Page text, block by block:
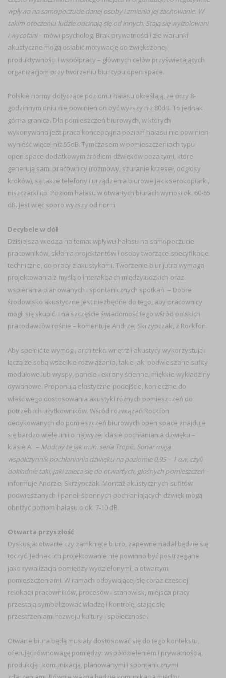
wpływa na samopoczucie danej osoby i zmienia jej zachowanie. W
takim otoczeniu ludzie odcinają się od innych. Stają się wyizolowani
i wycofani– mówi psycholog. Brak prywatności i złe warunki
akustyczne mogą osłabić motywację do zwiększonej
produktywności i współpracy – głównych celów przyświecających
organizacjom przy tworzeniu biur typu open space.
Polskie normy dotyczące poziomu hałasu określają, że przy 8-
godzinnym dniu nie powinien on być wyższy niż 80dB. To jednak
górna granica. Dla pomieszczeń biurowych, w których
wykonywana jest praca koncepcyjna poziom hałasu nie powinien
wynieść więcej niż 55dB. Tymczasem w pomieszczeniach typu
open space dodatkowym źródłem dźwięków poza tymi, które
generują sami pracownicy (rozmowy, szuranie krzeseł, odgłosy
kroków), są także telefony i urządzenia biurowe jak kserokopiarki,
niszczarki itp. Poziom hałasu w otwartych biurach wynosi ok. 60-65
dB. Jest więc sporo wyższy od norm.
Decybele w dół
Dzisiejsza wiedza na temat wpływu hałasu na samopoczucie
pracowników, skłania projektantów i osoby tworzące specyfikacje
techniczne, do pracy z akustykami. Tworzenie biur jutra wymaga
projektowania z myślą o interakcjach międzyludzkich oraz
wspierania planowanych i spontanicznych spotkań. – Dobre
środowisko akustyczne jest niezbędne do tego, aby pracownicy
mogli się skupić. I na szczęście świadomość tego wśród polskich
pracodawców rośnie – komentuje Andrzej Skrzypczak, z Rockfon.
Aby spełnić te wymogi, architekci wnętrz i akustycy wykorzystują i
łączą ze sobą wszelkie rozwiązania, takie jak: podwieszane sufity
modułowe lub wyspy, panele i ekrany ścienne, miękkie wykładziny
dywanowe. Proponują elastyczne podejście, konieczne do
właściwego dostosowania akustyki różnych pomieszczeń do
potrzeb ich użytkowników. Wśród rozwiązań Rockfon
dedykowanych do pomieszczeń biurowych open space znajduje
się bardzo wiele linii o najwyżej klasie pochłaniania dźwięku –
klasie A. – Moduły te jak m.in. seria Tropic, Sonar mają
współczynnik pochłaniania dźwięku na poziomie 0,95 – 1 αw, czyli
dokładnie taki, jaki zaleca się do otwartych, głośnych pomieszczeń –
informuje Andrzej Skrzypczak. Montaż akustycznych sufitów
podwieszanych i paneli ściennych pochłaniających dźwięk mogą
obniżyć poziom hałasu o ok. 7-10 dB.
Otwarta przyszłość
Dyskusja: otwarte czy zamknięte biuro, zapewne nadal będzie się
toczyć. Jednak ich projektowanie nie powinno być postrzegane
jako rywalizacja pomiędzy wydzielonymi, a otwartymi
pomieszczeniami. W ramach odbywającej się coraz częściej
relokacji pracowników, procesów i stanowisk, miejsca pracy
przestają symbolizować władzę i kontrolę, stając się
przestrzeniami rozwoju kultury i społeczności.
Otwarte biura będą musiały dostosować się do tego kontekstu,
oferując równowagę pomiędzy: współdzieleniem i prywatnością,
produkcją i komunikacją, planowanymi i spontanicznymi